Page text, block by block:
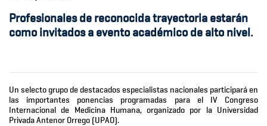
Profesionales de reconocida trayectoria estarán
como invitados a evento académico de alto nivel.
Un selecto grupo de destacados especialistas nacionales participará en
las importantes ponencias programadas para el IV Congreso
Internacional de Medicina Humana, organizado por la Universidad
Privada Antenor Orrego (UPAO).